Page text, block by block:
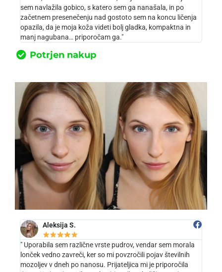
sem navlažila gobico, s katero sem ga nanašala, in po
začetnem presenečenju nad gostoto sem na koncu ličenja
opazila, da je moja koža videti bolj gladka, kompaktna in
manj nagubana… priporočam ga."
Potrjen nakup
Aleksija S.
" Uporabila sem različne vrste pudrov, vendar sem morala
lonček vedno zavreči, ker so mi povzročili pojav številnih
mozoljev v dneh po nanosu. Prijateljica mi je priporočila